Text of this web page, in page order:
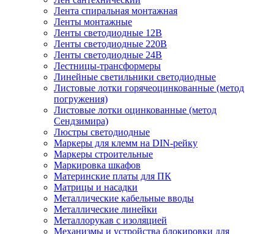
Лента спиральная монтажная
Ленты монтажные
Ленты светодиодные 12В
Ленты светодиодные 220В
Ленты светодиодные 24В
Лестницы-трансформеры
Линейные светильники светодиодные
Листовые лотки горячеоцинкованные (метод
погружения)
Листовые лотки оцинкованные (метод
Сендзимира)
Люстры светодиодные
Маркеры для клемм на DIN-рейку
Маркеры строительные
Маркировка шкафов
Материнские платы для ПК
Матрицы и насадки
Металлические кабельные вводы
Металлические линейки
Металлорукав с изоляцией
Механизмы и устройства блокировки для